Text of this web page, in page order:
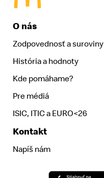
O nás
Zodpovednosť a suroviny
História a hodnoty
Kde pomáhame?
Pre médiá
ISIC, ITIC a EURO<26
Kontakt
Napíš nám